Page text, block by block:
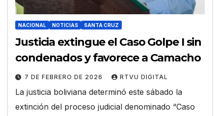
NACIONAL NOTICIAS SANTA CRUZ
Justicia extingue el Caso Golpe I sin
condenados y favorece a Camacho
7 DE FEBRERO DE 2026 RTVU DIGITAL
La justicia boliviana determinó este sábado la
extinción del proceso judicial denominado “Caso